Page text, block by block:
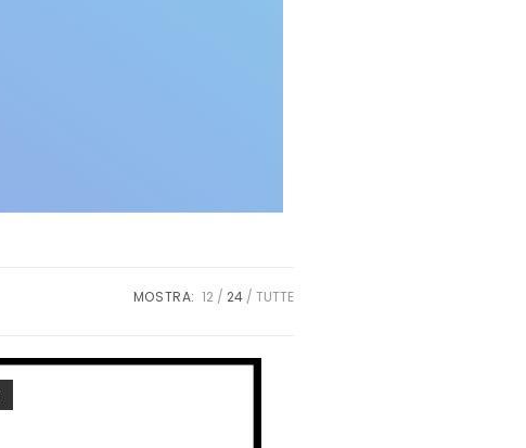
MOSTRA: 12 24 TUTTE